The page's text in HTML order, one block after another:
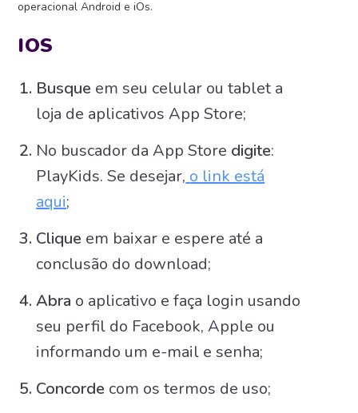
operacional Android e iOs.
IOS
Busque em seu celular ou tablet a
loja de aplicativos App Store;
No buscador da App Store digite:
PlayKids. Se desejar, o link está
aqui;
Clique em baixar e espere até a
conclusão do download;
Abra o aplicativo e faça login usando
seu perfil do Facebook, Apple ou
informando um e-mail e senha;
Concorde com os termos de uso;